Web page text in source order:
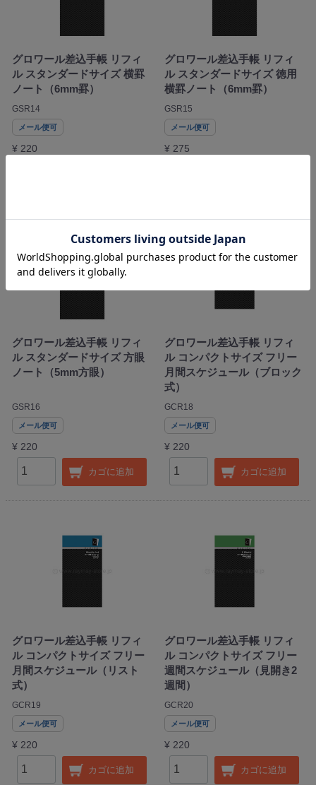
グロワール差込手帳 リフィ
ル スタンダードサイズ 横罫
ノート（6mm罫）
GSR14
メール便可
¥ 220
グロワール差込手帳 リフィ
ル スタンダードサイズ 徳用
横罫ノート（6mm罫）
GSR15
メール便可
¥ 275
グロワール差込手帳 リフィ
ル スタンダードサイズ 方眼
ノート（5mm方眼）
GSR16
メール便可
¥ 220
カゴに追加
グロワール差込手帳 リフィ
ル コンパクトサイズ フリー
月間スケジュール（ブロック
式）
GCR18
メール便可
¥ 220
カゴに追加
グロワール差込手帳 リフィ
ル コンパクトサイズ フリー
月間スケジュール（リスト
式）
GCR19
メール便可
¥ 220
カゴに追加
グロワール差込手帳 リフィ
ル コンパクトサイズ フリー
週間スケジュール（見開き2
週間）
GCR20
メール便可
¥ 220
カゴに追加